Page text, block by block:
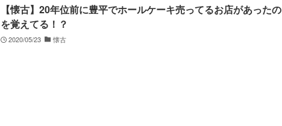
【懐古】20年位前に豊平でホールケーキ売ってるお店があったの
を覚えてる！？
2020/05/23 懐古